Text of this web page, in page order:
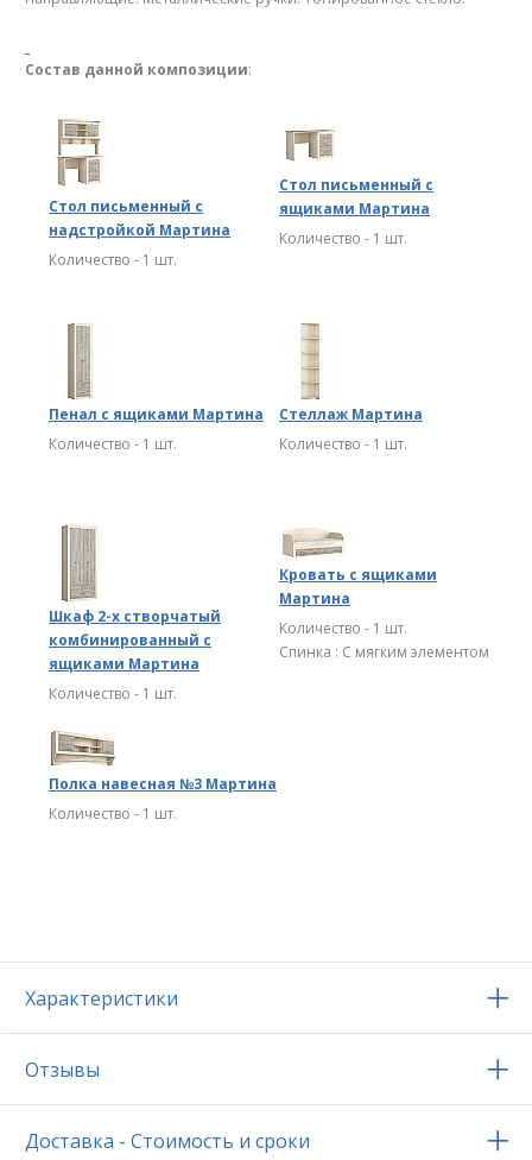
Состав данной композиции:
Стол письменный с
надстройкой Мартина
Количество - 1 шт.
Стол письменный с
ящиками Мартина
Количество - 1 шт.
Пенал с ящиками Мартина
Количество - 1 шт.
Стеллаж Мартина
Количество - 1 шт.
Шкаф 2-х створчатый
комбинированный с
ящиками Мартина
Количество - 1 шт.
Кровать с ящиками
Мартина
Количество - 1 шт.
Спинка : С мягким элементом
Полка навесная №3 Мартина
Количество - 1 шт.
Характеристики
Отзывы
Доставка - Стоимость и сроки